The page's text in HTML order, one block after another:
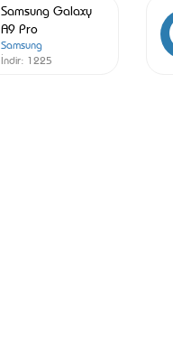
Samsung Galaxy
A9 Pro
Samsung
İndir: 1225